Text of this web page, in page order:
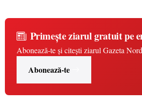
Primește ziarul gratuit pe
Abonează-te și citești ziarul Gazeta
Abonează-te